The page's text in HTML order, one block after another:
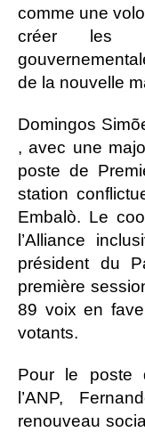
comme une
créer les
de la nouvelle
Domingos
, avec une
poste de
station
Embalò. Le
l’Alliance
président du
première
89 voix en
votants.
Pour le poste
l’ANP,
renouveau